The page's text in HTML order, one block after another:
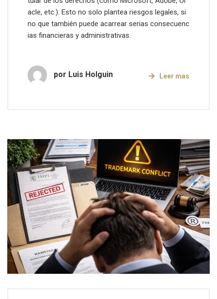
acle, etc.). Esto no solo plantea riesgos legales, si
no que también puede acarrear serias consecuenc
ias financieras y administrativas.
por Luis Holguin Leer mas